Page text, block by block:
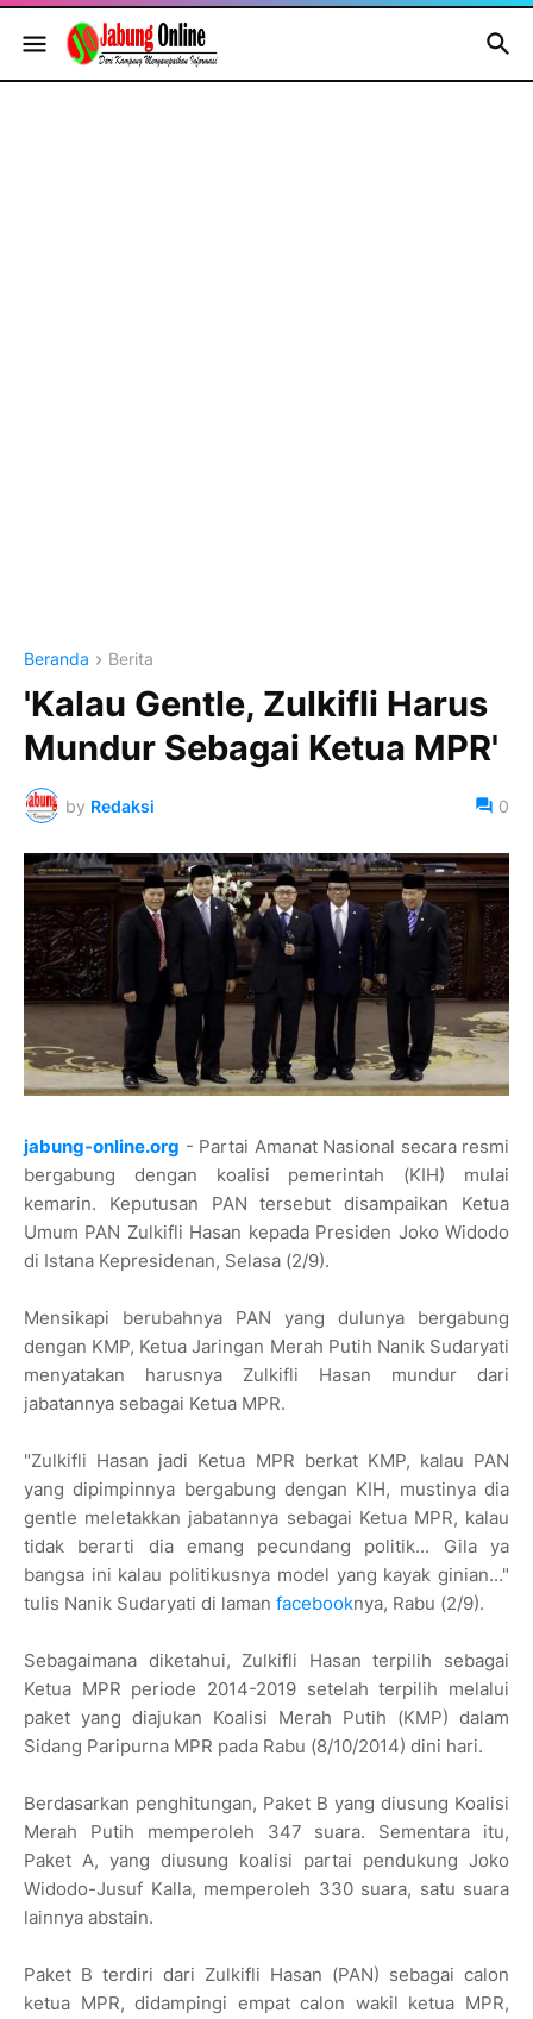
Beranda Berita
'Kalau Gentle, Zulkifli Harus
Mundur Sebagai Ketua MPR'
by Redaksi 0
jabung-online.org - Partai Amanat Nasional secara resmi
bergabung dengan koalisi pemerintah (KIH) mulai
kemarin. Keputusan PAN tersebut disampaikan Ketua
Umum PAN Zulkifli Hasan kepada Presiden Joko Widodo
di Istana Kepresidenan, Selasa (2/9).
Mensikapi berubahnya PAN yang dulunya bergabung
dengan KMP, Ketua Jaringan Merah Putih Nanik Sudaryati
menyatakan harusnya Zulkifli Hasan mundur dari
jabatannya sebagai Ketua MPR.
"Zulkifli Hasan jadi Ketua MPR berkat KMP, kalau PAN
yang dipimpinnya bergabung dengan KIH, mustinya dia
gentle meletakkan jabatannya sebagai Ketua MPR, kalau
tidak berarti dia emang pecundang politik... Gila ya
bangsa ini kalau politikusnya model yang kayak ginian..."
tulis Nanik Sudaryati di laman facebooknya, Rabu (2/9).
Sebagaimana diketahui, Zulkifli Hasan terpilih sebagai
Ketua MPR periode 2014-2019 setelah terpilih melalui
paket yang diajukan Koalisi Merah Putih (KMP) dalam
Sidang Paripurna MPR pada Rabu (8/10/2014) dini hari.
Berdasarkan penghitungan, Paket B yang diusung Koalisi
Merah Putih memperoleh 347 suara. Sementara itu,
Paket A, yang diusung koalisi partai pendukung Joko
Widodo-Jusuf Kalla, memperoleh 330 suara, satu suara
lainnya abstain.
Paket B terdiri dari Zulkifli Hasan (PAN) sebagai calon
ketua MPR, didampingi empat calon wakil ketua MPR,